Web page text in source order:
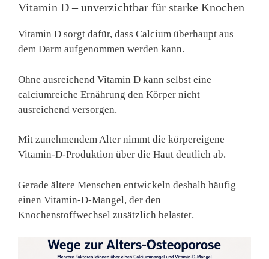
Vitamin D – unverzichtbar für starke Knochen
Vitamin D sorgt dafür, dass Calcium überhaupt aus
dem Darm aufgenommen werden kann.
Ohne ausreichend Vitamin D kann selbst eine
calciumreiche Ernährung den Körper nicht
ausreichend versorgen.
Mit zunehmendem Alter nimmt die körpereigene
Vitamin-D-Produktion über die Haut deutlich ab.
Gerade ältere Menschen entwickeln deshalb häufig
einen Vitamin-D-Mangel, der den
Knochenstoffwechsel zusätzlich belastet.